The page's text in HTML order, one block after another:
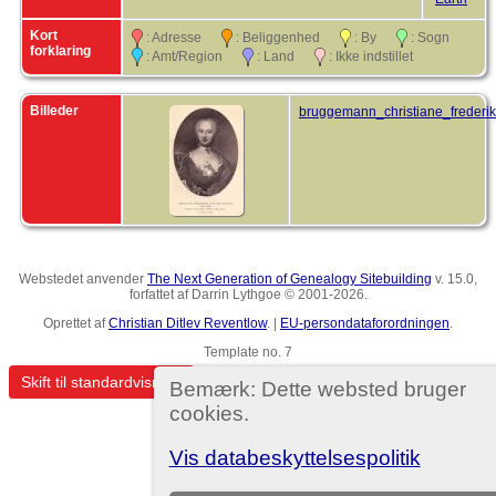
Bemærk: Dette websted bruger
cookies.
Vis databeskyttelsespolitik
Kort
forklaring
: Adresse : Beliggenhed : By
: Sogn
: Amt/Region
: Land : Ikke indstillet
Billeder
Webstedet anvender The Next Generation of Genealogy Sitebuilding v. 15.0,
forfattet af Darrin Lythgoe © 2001-2026.
Oprettet afChristian Ditlev Reventlow. | EU-persondataforordningen.
Template no. 7
Skift til standardvisning